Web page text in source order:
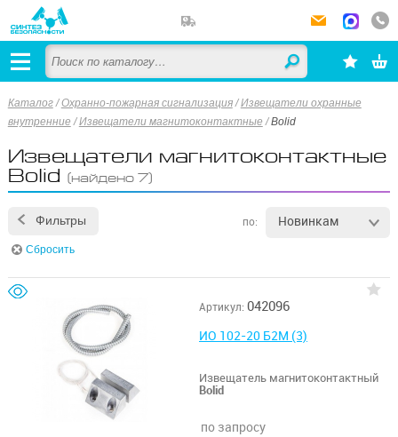
Каталог /Охранно-пожарная сигнализация /Извещатели охранные
внутренние /Извещатели магнитоконтактные /Bolid
Извещатели магнитоконтактные
Bolid (найдено 7)
Фильтры по: Новинкам
Сбросить
Артикул: 042096
ИО 102-20 Б2М (3)
Извещатель магнитоконтактный
Bolid
по запросу